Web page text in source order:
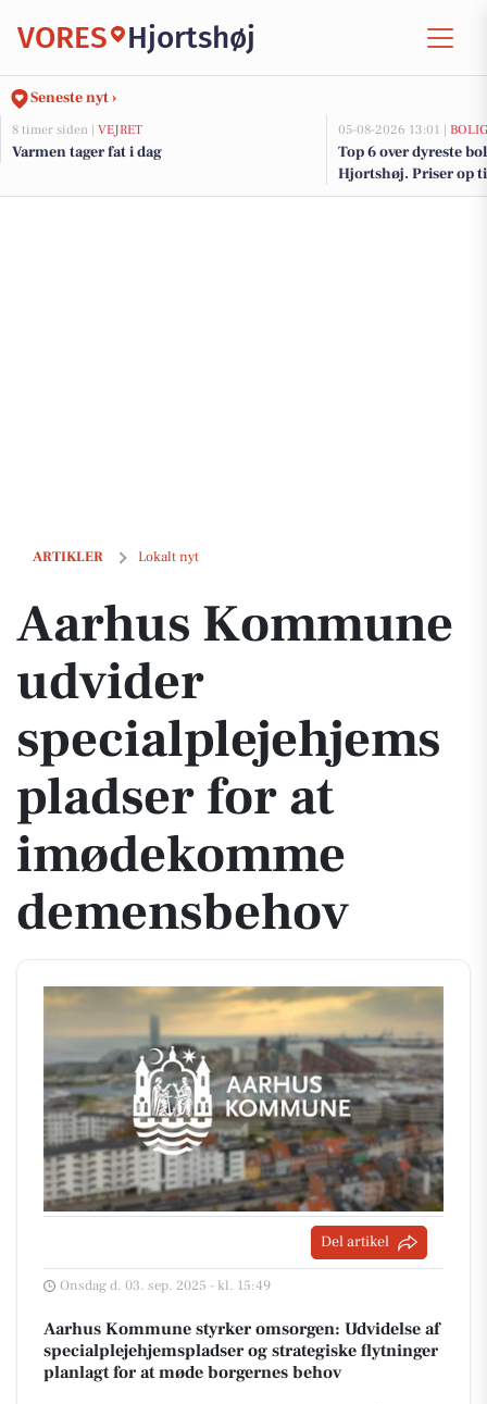
VORES Hjortshøj
Seneste nyt ›
8 timer siden | VEJRET
Varmen tager fat i dag
05-08-2026 13:01 |
Top 6 over dyreste
Hjortshøj. Priser op
ARTIKLER Lokalt nyt
Aarhus Kommune udvider specialplejehjemspladser for at
Aarhus Kommune
udvider
specialplejehjems
pladser for at
imødekomme
demensbehov
Del artikel
Onsdag d. 03. sep. 2025 - kl. 15:49
Aarhus Kommune styrker omsorgen: Udvidelse af
specialplejehjemspladser og strategiske flytninger
planlagt for at møde borgernes behov